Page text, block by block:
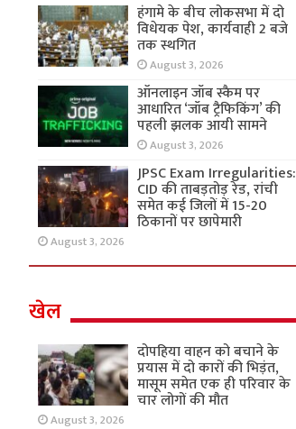
हंगामे के बीच लोकसभा में दो
विधेयक पेश, कार्यवाही 2 बजे
तक स्थगित
August 3, 2026
ऑनलाइन जॉब स्कैम पर
आधारित ‘जॉब ट्रैफिकिंग’ की
पहली झलक आयी सामने
August 3, 2026
JPSC Exam Irregularities:
CID की ताबड़तोड़ रेड, रांची
समेत कई जिलों में 15-20
ठिकानों पर छापेमारी
August 3, 2026
खेल
दोपहिया वाहन को बचाने के
प्रयास में दो कारों की भिड़ंत,
मासूम समेत एक ही परिवार के
चार लोगों की मौत
August 3, 2026